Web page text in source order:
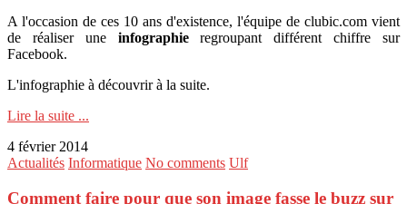
A l'occasion de ces 10 ans d'existence, l'équipe de clubic.com vient
de réaliser une infographieregroupant différent chiffre sur
Facebook.
L'infographie à découvrir à la suite.
Lire la suite ...
4 février 2014
Actualités Informatique No comments Ulf
Comment faire pour que son image fasse le buzz sur